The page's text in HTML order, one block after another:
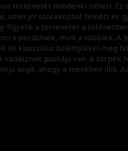
történetét mindenki ismeri. Ez
amin jól szórakozhat felnőtt és
figyelik a történetet a
perdülnek, mint a többiek. A
és klasszikus balettjükkel még
vadásznak puskája van. A
segít, ahogy a mesében illik.